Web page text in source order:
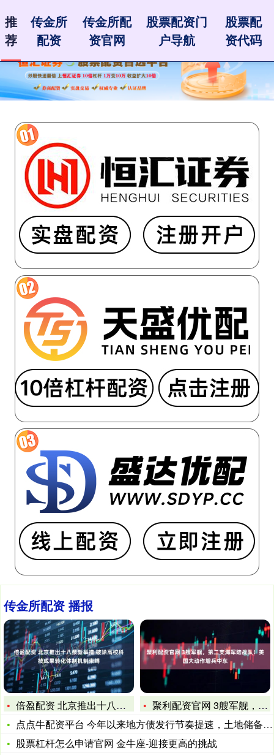
传金所配资 播报
倍盈配资 北京推出十八条新举措&#32;破除高校科技
聚利配资官网 3艘军舰，第二支海军陆战队！美国大动作增兵中东
点点牛配资平台 今年以来地方债发行节奏提速，土地储备专项债发
股票杠杆怎么申请官网 金牛座-迎接更高的挑战
推
荐
传金所
配资
传金所配
资官网
股票配资门
户导航
股票配
资代码